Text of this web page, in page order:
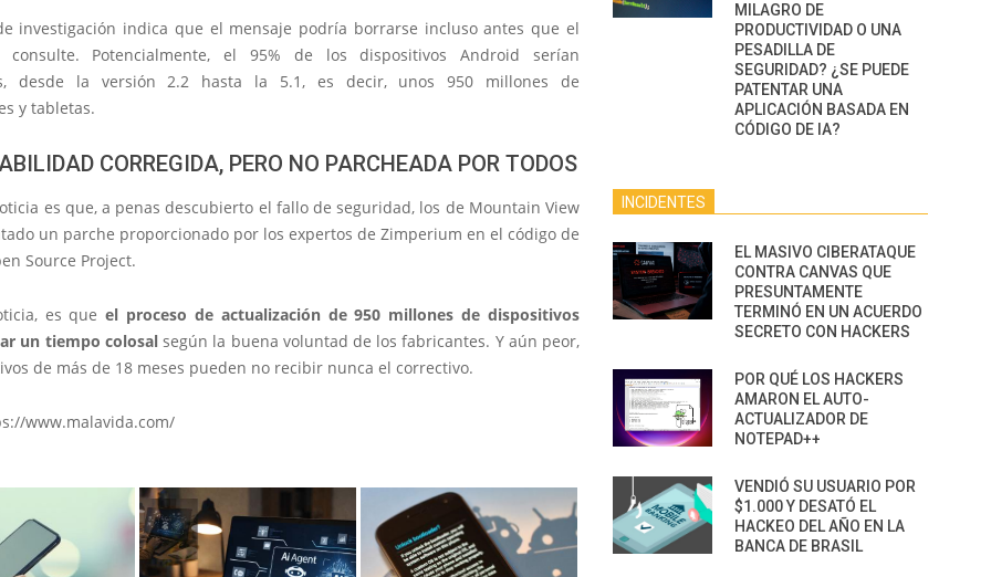
investigación indica que el mensaje podría borrarse incluso antes que el
consulte. Potencialmente, el 95% de los dispositivos Android serían
desde la versión 2.2 hasta la 5.1, es decir, unos 950 millones de
y tabletas.
CORREGIDA, PERO NO PARCHEADA POR TODOS
es que, a penas descubierto el fallo de seguridad, los de Mountain View
un parche proporcionado por los expertos de Zimperium en el código de
Source Project.
es queel proceso de actualización de 950 millones de dispositivos
un tiempo colosalsegún la buena voluntad de los fabricantes. Y aún peor,
de más de 18 meses pueden no recibir nunca el correctivo.
www.malavida.com/
MILAGRO DE
PRODUCTIVIDAD O UNA
PESADILLA DE
SEGURIDAD? ¿SE PUEDE
PATENTAR UNA
APLICACIÓN BASADA EN
CÓDIGO DE IA?
INCIDENTES
EL MASIVO CIBERATAQUE
CONTRA CANVAS QUE
PRESUNTAMENTE
TERMINÓ EN UN ACUERDO
SECRETO CON HACKERS
POR QUÉ LOS HACKERS
AMARON EL AUTO-
ACTUALIZADOR DE
NOTEPAD++
VENDIÓ SU USUARIO POR
$1.000 Y DESATÓ EL
HACKEO DEL AÑO EN LA
BANCA DE BRASIL